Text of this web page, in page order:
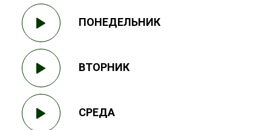
ПОНЕДЕЛЬНИК
ВТОРНИК
СРЕДА